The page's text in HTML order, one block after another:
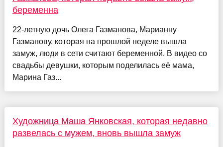
беременна
22-летную дочь Олега Газманова, Марианну
Газманову, которая на прошлой неделе вышла
замуж, люди в сети считают беременной. В видео со
свадьбы девушки, которым поделилась её мама,
Марина Газ...
Художница Маша Янковская, которая недавно
развелась с мужем, вновь вышла замуж